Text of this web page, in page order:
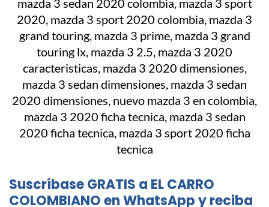
Suscríbase GRATIS a EL CARRO
COLOMBIANO en WhatsApp y reciba